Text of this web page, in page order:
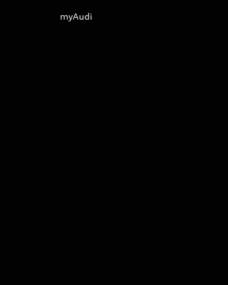
myAudi